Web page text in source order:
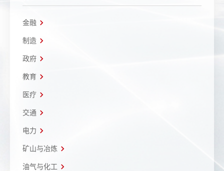
金融
制造
政府
教育
医疗
交通
电力
矿山与冶炼
油气与化工